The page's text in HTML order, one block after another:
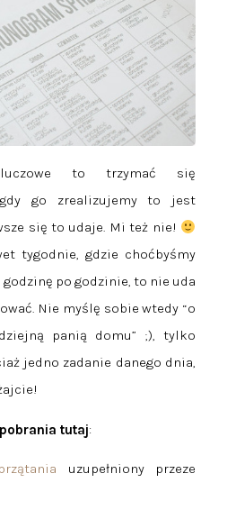
to trzymać się
go zrealizujemy to jest
się to udaje. Mi też nie!
tygodnie, gdzie choćbyśmy
po godzinie, to nie uda
Nie myślę sobie wtedy “o
panią domu” ;), tylko
jedno zadanie danego dnia,
tutaj:
uzupełniony przeze